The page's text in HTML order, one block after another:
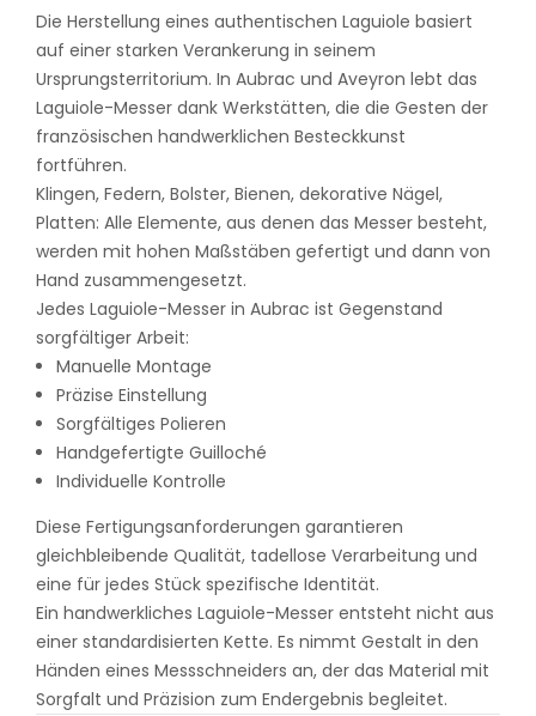
Die Herstellung eines authentischen Laguiole basiert
auf einer starken Verankerung in seinem
Ursprungsterritorium. In Aubrac und Aveyron lebt das
Laguiole-Messer dank Werkstätten, die die Gesten der
französischen handwerklichen Besteckkunst
fortführen.
Klingen, Federn, Bolster, Bienen, dekorative Nägel,
Platten: Alle Elemente, aus denen das Messer besteht,
werden mit hohen Maßstäben gefertigt und dann von
Hand zusammengesetzt.
Jedes Laguiole-Messer in Aubrac ist Gegenstand
sorgfältiger Arbeit:
Manuelle Montage
Präzise Einstellung
Sorgfältiges Polieren
Handgefertigte Guilloché
Individuelle Kontrolle
Diese Fertigungsanforderungen garantieren
gleichbleibende Qualität, tadellose Verarbeitung und
eine für jedes Stück spezifische Identität.
Ein handwerkliches Laguiole-Messer entsteht nicht aus
einer standardisierten Kette. Es nimmt Gestalt in den
Händen eines Messschneiders an, der das Material mit
Sorgfalt und Präzision zum Endergebnis begleitet.